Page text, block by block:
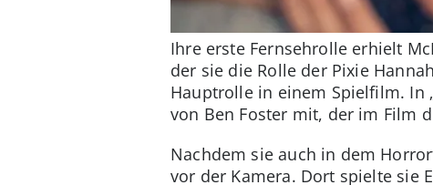
Ihre erste Fernsehrolle erhielt
der sie die Rolle der Pixie
Hauptrolle in einem Spielfilm. In
von Ben Foster mit, der im Film
Nachdem sie auch in dem
vor der Kamera. Dort spielte sie